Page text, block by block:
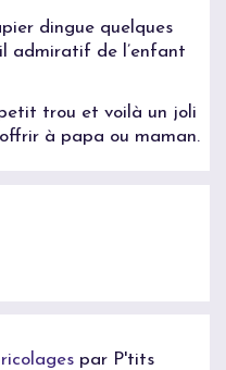
dingue quelques
admiratif de l’enfant
petit trou et voilà un joli
à papa ou maman.
par P'tits